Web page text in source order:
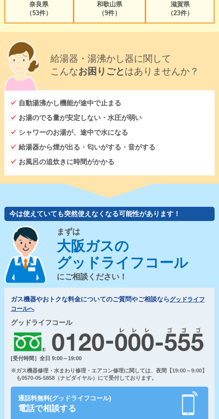
奈良県
（53件）
和歌山県
（9件）
滋賀県
（23件）
給湯器・湯沸かし器に関して
こんなお困りごとはありませんか？
自動湯沸かし機能が途中で止まる
お湯のでる量が安定しない・水圧が弱い
シャワーのお湯が、途中で水になる
給湯器から煙が出る・匂いがする・音がする
お風呂の追炊きに時間がかかる
今は使えていても突然使えなくなる可能性があります！
まずは
大阪ガスの
グッドライフコール
にご相談ください！
ガス機器やおトクな料金についてのご質問やご相談ならグッドライフ
コールへ
グッドライフコール
[受付時間］全日 9:00～19:00
※ガス機器修理・水まわり修理・エアコン修理に関しては、夜間【19:00～9:00】
も0570-05-5858（ナビダイヤル）にて受付しております。
通話料無料(グッドライフコール)
電話で相談する